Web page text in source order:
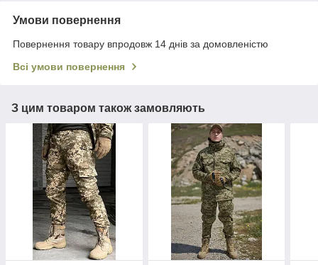
Умови повернення
Повернення товару впродовж 14 днів за домовленістю
Всі умови повернення
З цим товаром також замовляють